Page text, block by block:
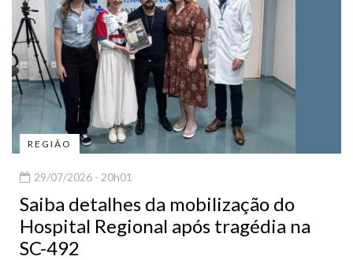
REGIÃO
29/07/2026 - 20h01
Saiba detalhes da mobilização do
Hospital Regional após tragédia na
SC-492